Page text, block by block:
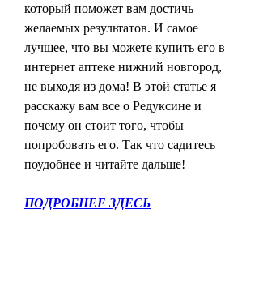
который поможет вам достичь
желаемых результатов. И самое
лучшее, что вы можете купить его в
интернет аптеке нижний новгород,
не выходя из дома! В этой статье я
расскажу вам все о Редуксине и
почему он стоит того, чтобы
попробовать его. Так что садитесь
поудобнее и читайте дальше!
ПОДРОБНЕЕ ЗДЕСЬ